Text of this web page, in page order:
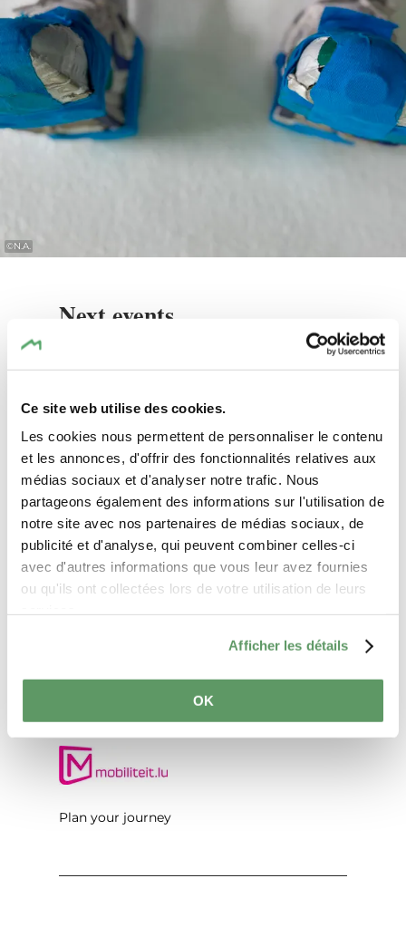
Ce site web utilise des cookies.
Les cookies nous permettent de personnaliser le contenu
et les annonces, d'offrir des fonctionnalités relatives aux
médias sociaux et d'analyser notre trafic. Nous
partageons également des informations sur l'utilisation de
notre site avec nos partenaires de médias sociaux, de
publicité et d'analyse, qui peuvent combiner celles-ci
avec d'autres informations que vous leur avez fournies
ou qu'ils ont collectées lors de votre utilisation de leurs
Afficher les détails
OK
Costumes & accessories – Jill Crovisier
Trailer & photography – Jill Crovisier & Navid
Razvi
Light creation – Jill Crovisier & Rotondes
Rotondes Luxembourg
Trifolion Echternach
©N.A.
Next events
Location
Address:
TRIFOLION Echternach
2, Porte St. Willlibrord
L-6486 Echternach
Show on map
Plan your journey